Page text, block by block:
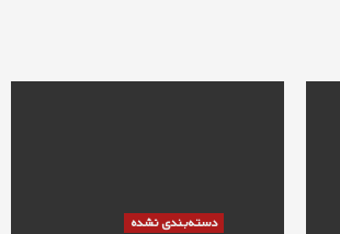
دسته‌بندی نشده